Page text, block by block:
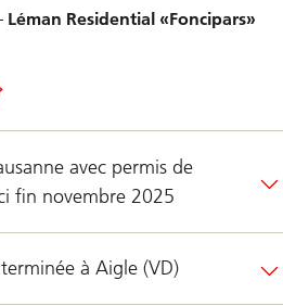
Léman Residential «Foncipars»
avec permis de
fin novembre 2025
à Aigle (VD)